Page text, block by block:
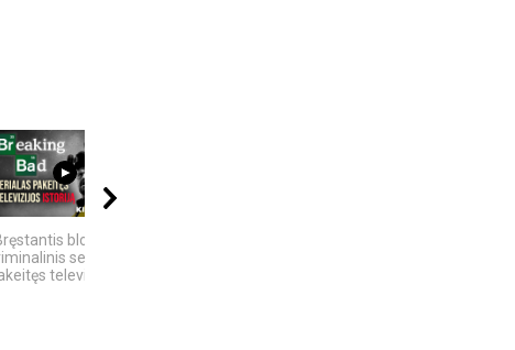
17:03
blogis“ –
serialas
televizijos...